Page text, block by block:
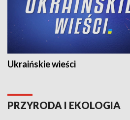
Ukraińskie wieści
PRZYRODA I EKOLOGIA